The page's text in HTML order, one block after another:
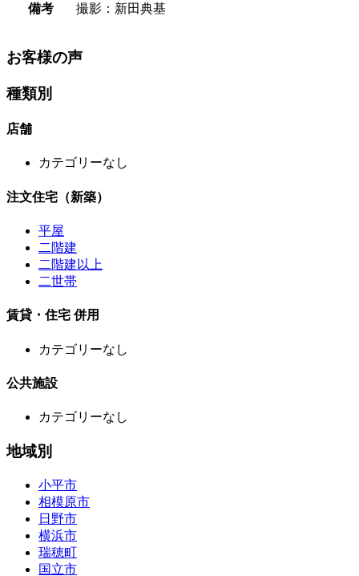
備考 撮影：新田典基
お客様の声
種類別
店舗
カテゴリーなし
注文住宅（新築）
平屋
二階建
二階建以上
二世帯
賃貸・住宅 併用
カテゴリーなし
公共施設
カテゴリーなし
地域別
小平市
相模原市
日野市
横浜市
瑞穂町
国立市